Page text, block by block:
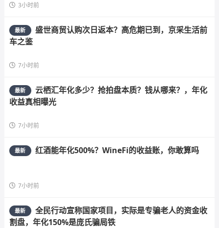
3小时前
最新
盛世商贸认购次日返本？高危期已到，京采生活前
车之鉴
7小时前
最新
云栖汇年化多少？抢拍盘本质？钱从哪来？，年化
收益真相曝光
7小时前
最新 红酒能年化500%？WineFi的收益账，你敢算吗
7小时前
最新
全民行动宣称国家项目，实际是专骗老人的资金收
割盘，年化150%是庞氏骗局铁